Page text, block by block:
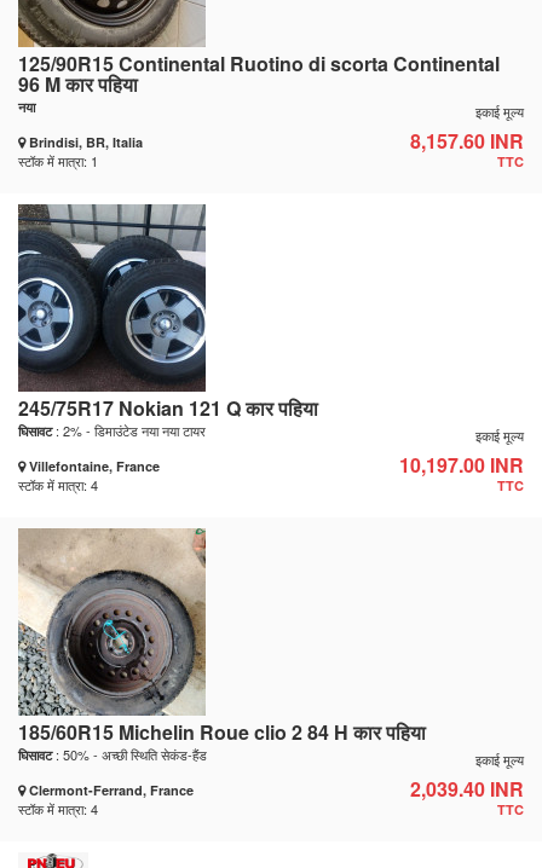
125/90R15 Continental Ruotino di scorta Continental
96 M कार पहिया
नया
Brindisi, BR, Italia
स्टॉक में मात्रा: 1
इकाई मूल्य
8,157.60 INR
TTC
245/75R17 Nokian 121 Q कार पहिया
घिसावट: 2% - डिमाउंटेड नया नया टायर
Villefontaine, France
स्टॉक में मात्रा: 4
इकाई मूल्य
10,197.00 INR
TTC
185/60R15 Michelin Roue clio 2 84 H कार पहिया
घिसावट: 50% - अच्छी स्थिति सेकंड-हैंड
Clermont-Ferrand, France
स्टॉक में मात्रा: 4
इकाई मूल्य
2,039.40 INR
TTC